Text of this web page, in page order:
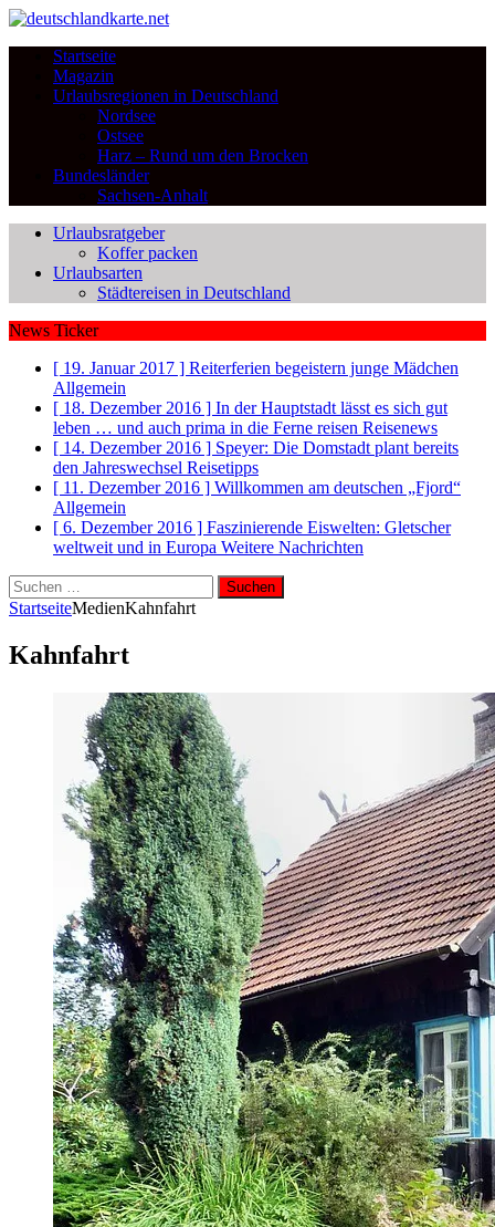
Startseite
Magazin
Urlaubsregionen in Deutschland
Nordsee
Ostsee
Harz – Rund um den Brocken
Bundesländer
Sachsen-Anhalt
Urlaubsratgeber
Koffer packen
Urlaubsarten
Städtereisen in Deutschland
News Ticker
[ 19. Januar 2017 ] Reiterferien begeistern junge Mädchen
Allgemein
[ 18. Dezember 2016 ] In der Hauptstadt lässt es sich gut
leben … und auch prima in die Ferne reisen Reisenews
[ 14. Dezember 2016 ] Speyer: Die Domstadt plant bereits
den Jahreswechsel Reisetipps
[ 11. Dezember 2016 ] Willkommen am deutschen „Fjord“
Allgemein
[ 6. Dezember 2016 ] Faszinierende Eiswelten: Gletscher
weltweit und in Europa Weitere Nachrichten
Suchen
nach:
StartseiteMedienKahnfahrt
Kahnfahrt